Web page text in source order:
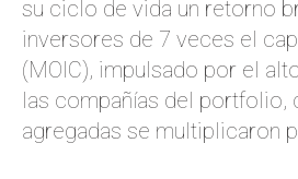
su ciclo de vida un retorno
inversores de 7 veces el
(MOIC), impulsado por el
las compañías del portfolio,
agregadas se multiplicaron